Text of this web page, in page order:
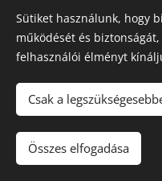
© 2025
Az oldalt a
Sütiket használunk, hogy
működését és
felhasználói élményt
Csak a
Összes elfogadása